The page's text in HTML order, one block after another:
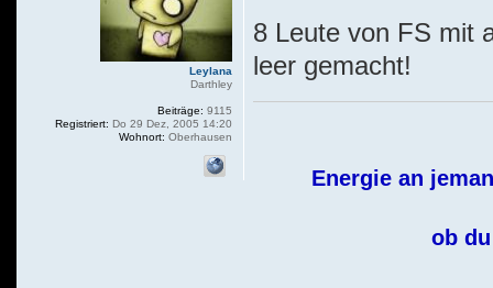
8 Leute von FS mit
leer gemacht!
Energie an
ob
Leylana
Darthley
Beiträge: 9115
Registriert: Do 29 Dez, 2005 14:20
Wohnort: Oberhausen